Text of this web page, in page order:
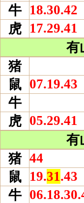
牛
18.30.42
虎
17.29.41
有
猪
鼠 07.19.43
牛
虎 05.29.41
有
猪 44
鼠
19.31.43
牛